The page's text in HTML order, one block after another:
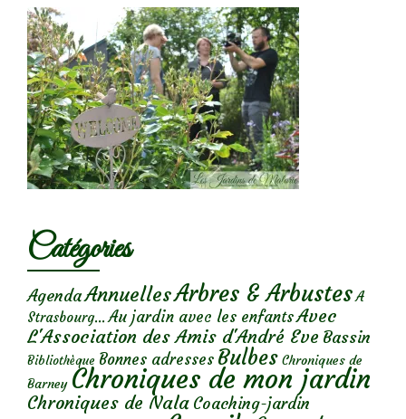
Catégories
AgendaAnnuellesArbres & Arbustes A
Strasbourg... Au jardin avec les enfantsAvec
L'Association des Amis d'André Eve Bassin
Bibliothèque Bonnes adresses Bulbes Chroniques de
Barney Chroniques de mon jardin
Chroniques de Nala Coaching-jardin